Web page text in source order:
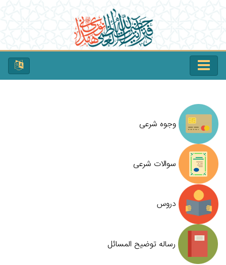
وجوه شرعی
سوالات شرعی
دروس
رساله توضیح المسائل